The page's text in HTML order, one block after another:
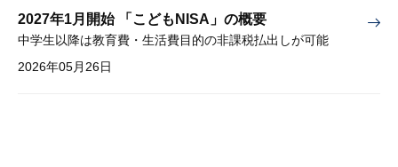
2027年1月開始 「こどもNISA」の概要
中学生以降は教育費・生活費目的の非課税払出しが可能
2026年05月26日